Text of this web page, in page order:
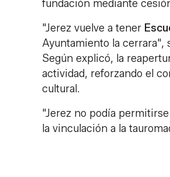
fundación mediante
"Jerez vuelve a tener
Ayuntamiento la cerrara",
Según explicó, la
actividad, reforzando el
cultural.
"Jerez no podía
la vinculación a la